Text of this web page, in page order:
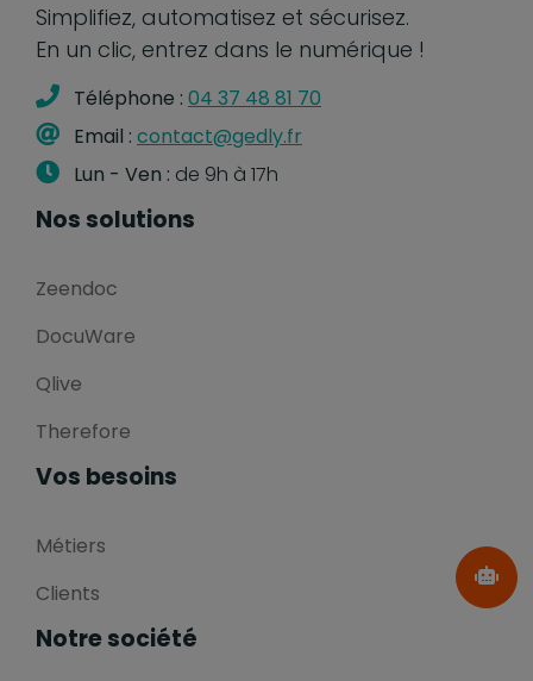
Simplifiez, automatisez et sécurisez.
En un clic, entrez dans le numérique !
Téléphone : 04 37 48 81 70
Email : contact@gedly.fr
Lun - Ven : de 9h à 17h
Nos solutions
Zeendoc
DocuWare
Qlive
Therefore
Vos besoins
Métiers
Clients
Notre société